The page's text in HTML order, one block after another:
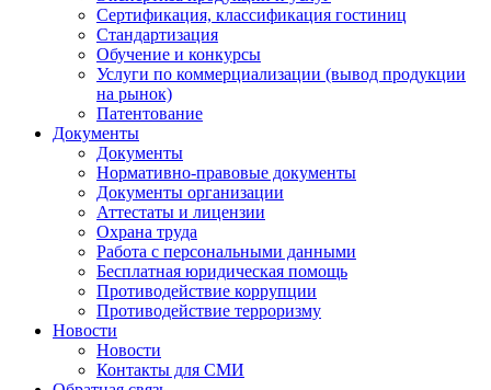
Сертификация, классификация гостиниц
Стандартизация
Обучение и конкурсы
Услуги по коммерциализации (вывод продукции
на рынок)
Патентование
Документы
Документы
Нормативно-правовые документы
Документы организации
Аттестаты и лицензии
Охрана труда
Работа с персональными данными
Бесплатная юридическая помощь
Противодействие коррупции
Противодействие терроризму
Новости
Новости
Контакты для СМИ